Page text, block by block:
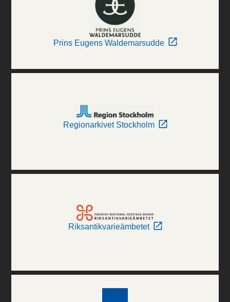
Prins Eugens Waldemarsudde
Regionarkivet Stockholm
Riksantikvarieämbetet